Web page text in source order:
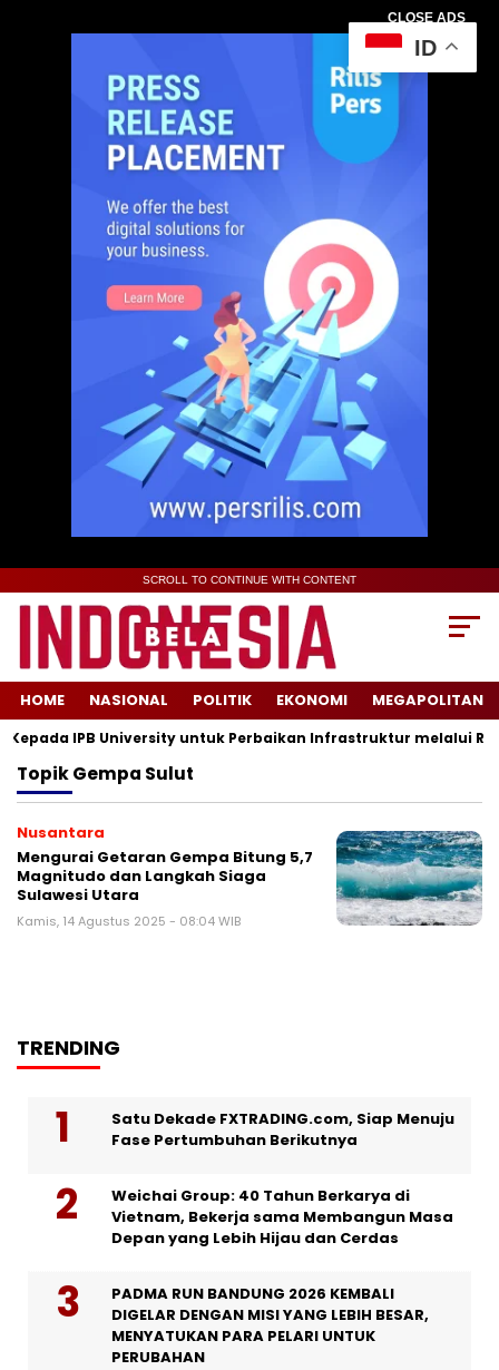
CLOSE ADS
SCROLL TO CONTINUE WITH CONTENT
HOME NASIONAL POLITIK EKONOMI MEGAPOLITAN
IPB University untuk Perbaikan Infrastruktur melalui
TopikGempa Sulut
Nusantara
Mengurai Getaran Gempa Bitung 5,7
Magnitudo dan Langkah Siaga
Sulawesi Utara
Kamis, 14 Agustus 2025 - 08:04 WIB
TRENDING
Satu Dekade FXTRADING.com, Siap Menuju
Fase Pertumbuhan Berikutnya
Weichai Group: 40 Tahun Berkarya di
Vietnam, Bekerja sama Membangun Masa
Depan yang Lebih Hijau dan Cerdas
PADMA RUN BANDUNG 2026 KEMBALI
DIGELAR DENGAN MISI YANG LEBIH BESAR,
MENYATUKAN PARA PELARI UNTUK
PERUBAHAN
ID